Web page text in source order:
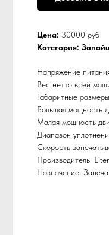
Цена: 30000 руб
Категория:
Напряжение
Вес нетто всей
Габаритные
Большая мощность
Малая мощность
Диапазон
Скорость
Производитель:
Назначение: